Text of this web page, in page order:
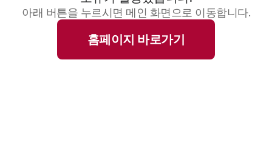
아래 버튼을 누르시면 메인 화면으로 이동합니다.
홈페이지 바로가기